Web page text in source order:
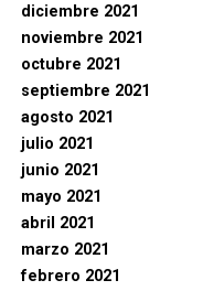
diciembre 2021
noviembre 2021
octubre 2021
septiembre 2021
agosto 2021
julio 2021
junio 2021
mayo 2021
abril 2021
marzo 2021
febrero 2021